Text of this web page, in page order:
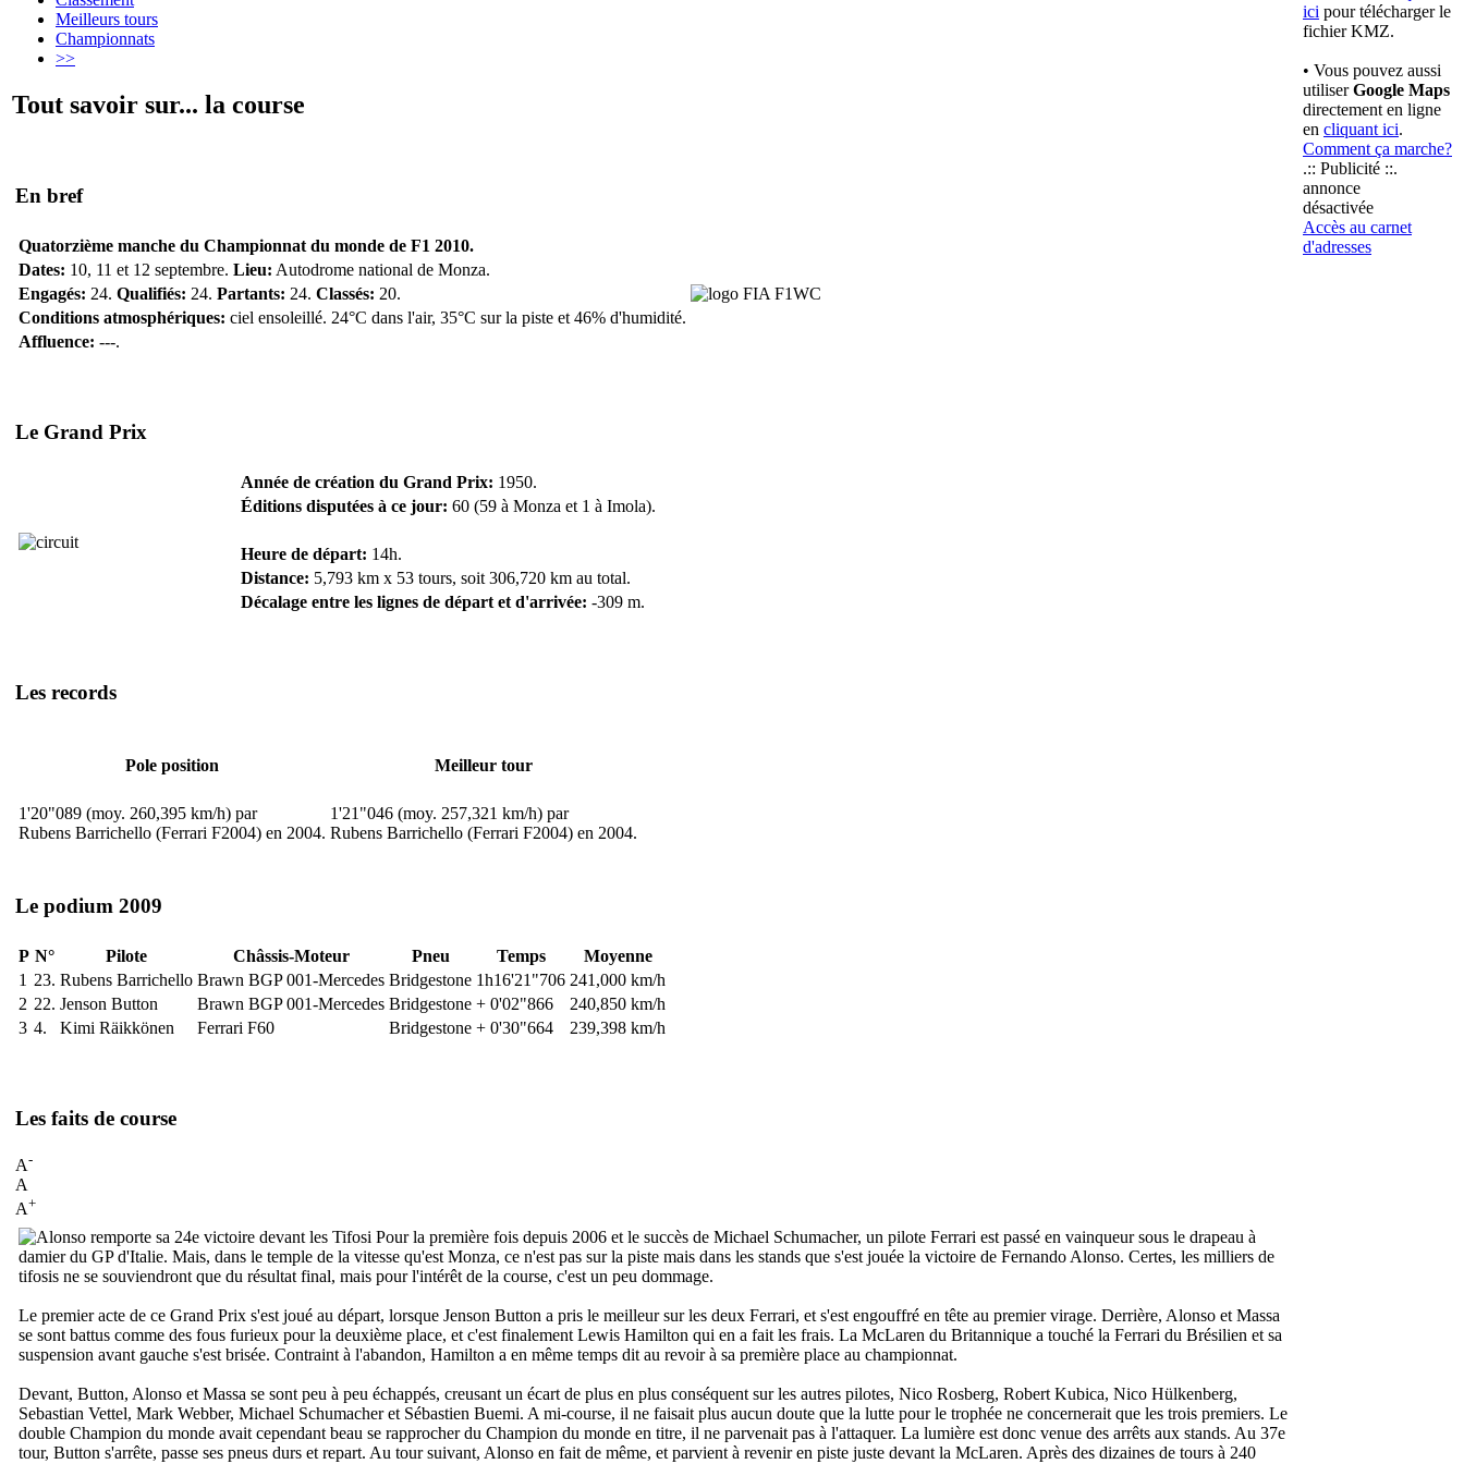
Meilleurs tours
Championnats
>>
Tout savoir sur... la course
En bref
Quatorzième manche du Championnat du monde de F1 2010.
Dates: 10, 11 et 12 septembre. Lieu: Autodrome national de Monza.
Engagés: 24. Qualifiés: 24. Partants: 24. Classés: 20.
Conditions atmosphériques: ciel ensoleillé. 24°C dans l'air, 35°C sur la piste et 46% d'humidité.
Affluence: ---.
Le Grand Prix
Année de création du Grand Prix: 1950.
Éditions disputées à ce jour: 60 (59 à Monza et 1 à Imola).
Heure de départ: 14h.
Distance: 5,793 km x 53 tours, soit 306,720 km au total.
Décalage entre les lignes de départ et d'arrivée: -309 m.
Les records
Pole position Meilleur tour
1'20"089 (moy. 260,395 km/h) par
Rubens Barrichello (Ferrari F2004) en 2004.
1'21"046 (moy. 257,321 km/h) par
Rubens Barrichello (Ferrari F2004) en 2004.
Le podium 2009
P N° Pilote Châssis-Moteur Pneu Temps
Moyenne
1 23. Rubens Barrichello Brawn BGP 001-Mercedes Bridgestone 1h16'21"706 241,000 km/h
2 22. Jenson Button Brawn BGP 001-Mercedes Bridgestone + 0'02"866
240,850 km/h
3 4. Kimi Räikkönen Ferrari F60 Bridgestone + 0'30"664 239,398 km/h
Les faits de course
A-
A
A+
Pour la première fois depuis 2006 et le succès de Michael Schumacher, un pilote Ferrari est passé en vainqueur sous le drapeau à
damier du GP d'Italie. Mais, dans le temple de la vitesse qu'est Monza, ce n'est pas sur la piste mais dans les stands que s'est jouée la victoire de Fernando Alonso. Certes, les milliers de
tifosis ne se souviendront que du résultat final, mais pour l'intérêt de la course, c'est un peu dommage.
Le premier acte de ce Grand Prix s'est joué au départ, lorsque Jenson Button a pris le meilleur sur les deux Ferrari, et s'est engouffré en tête au premier virage. Derrière, Alonso et Massa
se sont battus comme des fous furieux pour la deuxième place, et c'est finalement Lewis Hamilton qui en a fait les frais. La McLaren du Britannique a touché la Ferrari du Brésilien et sa
suspension avant gauche s'est brisée. Contraint à l'abandon, Hamilton a en même temps dit au revoir à sa première place au championnat.
Devant, Button, Alonso et Massa se sont peu à peu échappés, creusant un écart de plus en plus conséquent sur les autres pilotes, Nico Rosberg, Robert Kubica, Nico Hülkenberg,
Sebastian Vettel, Mark Webber, Michael Schumacher et Sébastien Buemi. A mi-course, il ne faisait plus aucun doute que la lutte pour le trophée ne concernerait que les trois premiers. Le
double Champion du monde avait cependant beau se rapprocher du Champion du monde en titre, il ne parvenait pas à l'attaquer. La lumière est donc venue des arrêts aux stands. Au 37e
tour, Button s'arrête, passe ses pneus durs et repart. Au tour suivant, Alonso en fait de même, et parvient à revenir en piste juste devant la McLaren. Après des dizaines de tours à 240
ici pour télécharger le
fichier KMZ.
• Vous pouvez aussi
utiliserGoogle Maps
directement en ligne
en cliquant ici.
Comment ça marche?
.:: Publicité ::.
annonce
désactivée
Accès au carnet
d'adresses